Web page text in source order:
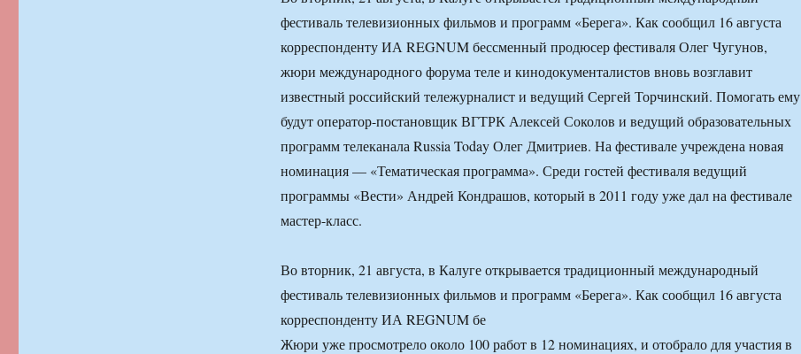
фестиваль телевизионных фильмов и программ «Берега». Как сообщил 16 августа
корреспонденту ИА REGNUM бессменный продюсер фестиваля Олег Чугунов,
жюри международного форума теле и кинодокументалистов вновь возглавит
известный российский тележурналист и ведущий Сергей Торчинский. Помогать ему
будут оператор-постановщик ВГТРК Алексей Соколов и ведущий образовательных
программ телеканала Russia Today Олег Дмитриев. На фестивале учреждена новая
номинация — «Тематическая программа». Среди гостей фестиваля ведущий
программы «Вести» Андрей Кондрашов, который в 2011 году уже дал на фестивале
мастер-класс.
Во вторник, 21 августа, в Калуге открывается традиционный международный
фестиваль телевизионных фильмов и программ «Берега». Как сообщил 16 августа
корреспонденту ИА REGNUM бе
Жюри уже просмотрело около 100 работ в 12 номинациях, и отобрало для участия в